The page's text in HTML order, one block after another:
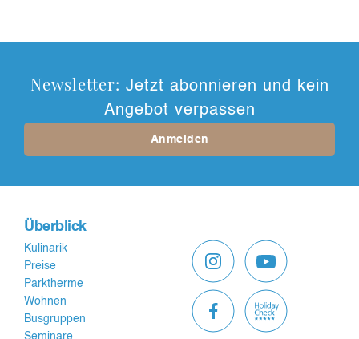
Newsletter: Jetzt abonnieren und kein
Angebot verpassen
Anmelden
Überblick
Kulinarik
Preise
Parktherme
Wohnen
Busgruppen
Seminare